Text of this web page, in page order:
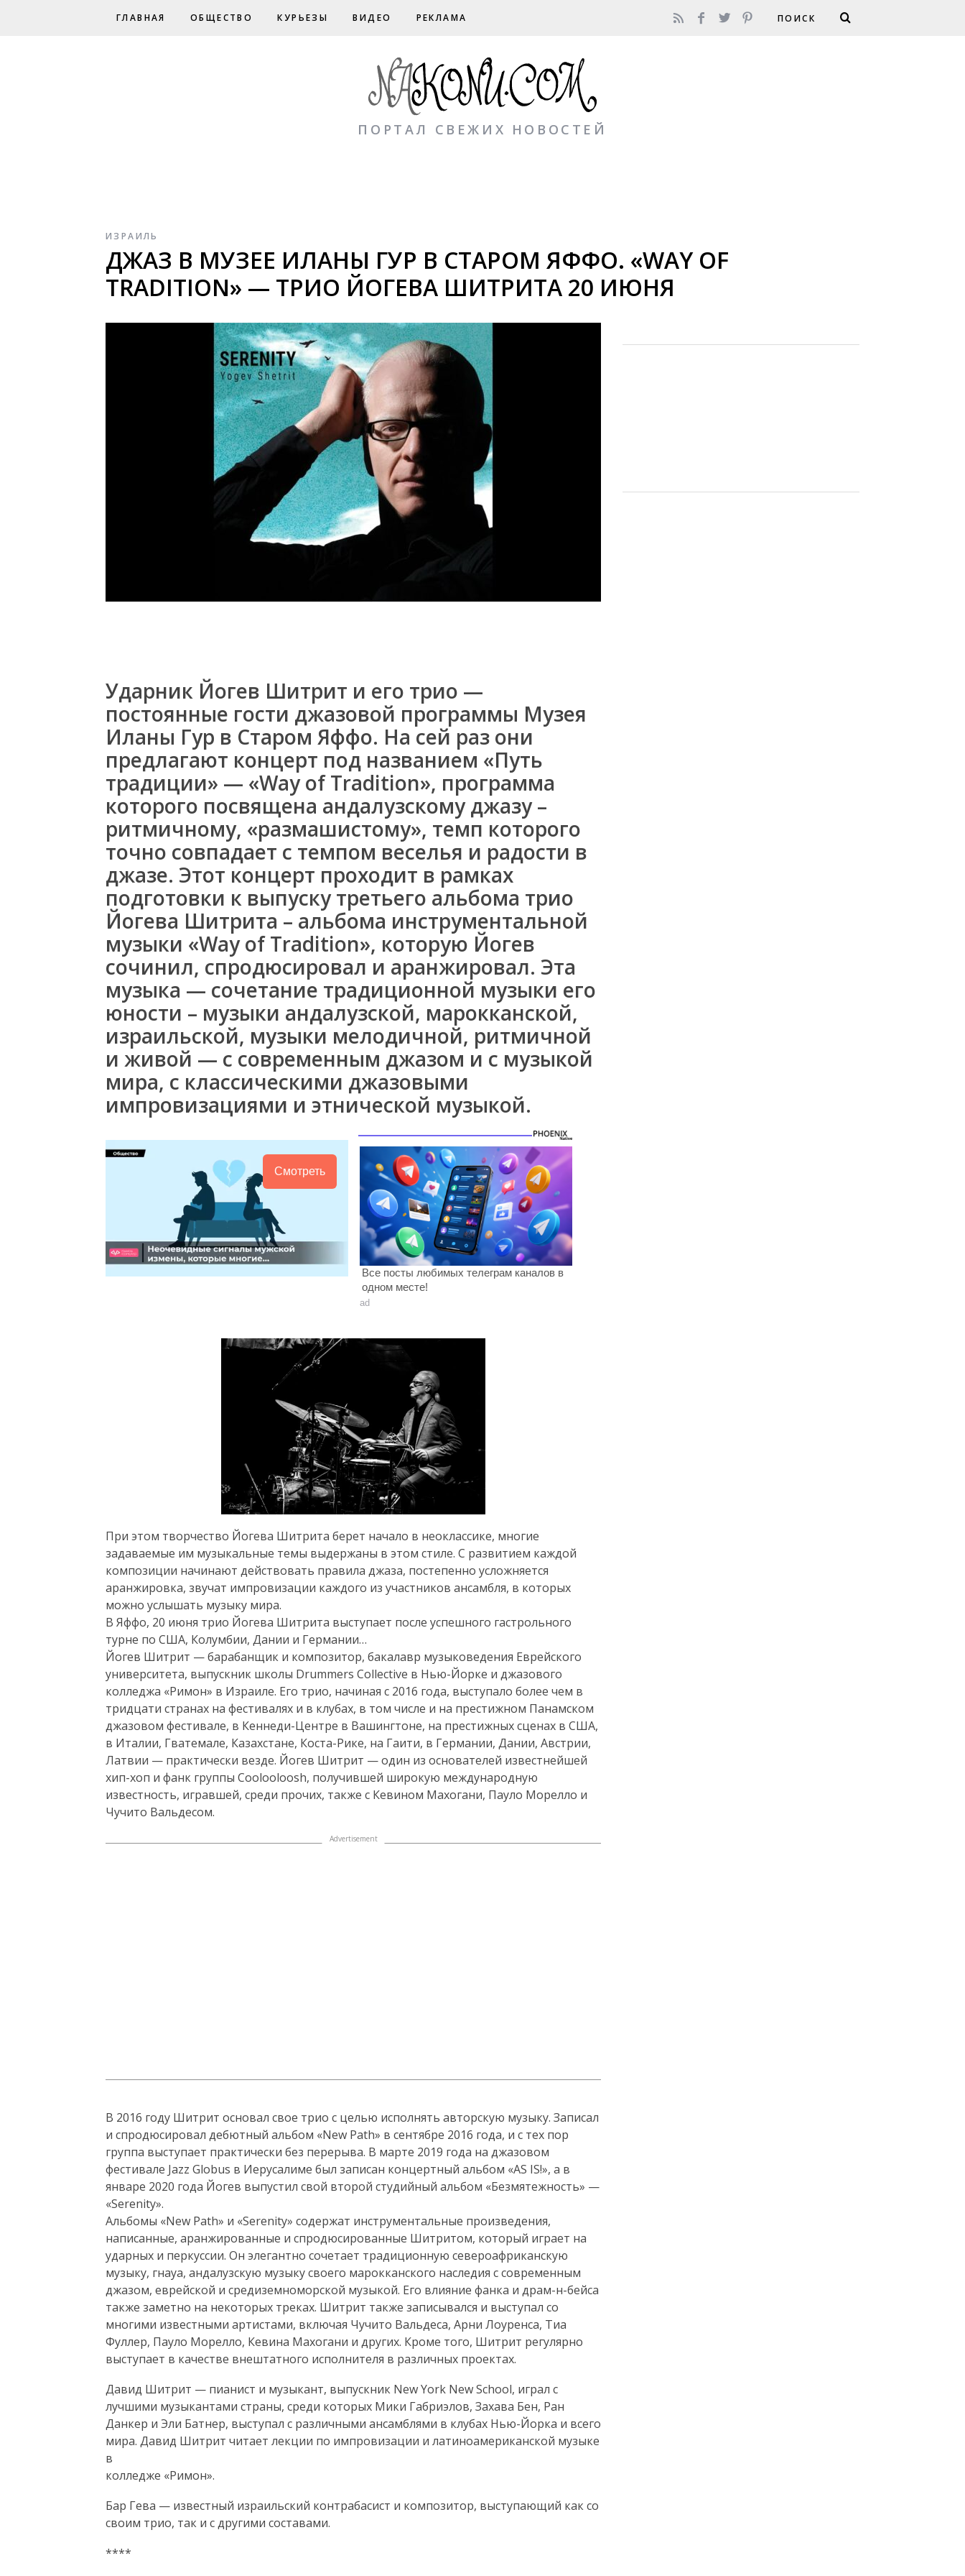
ГЛАВНАЯ ОБЩЕСТВО КУРЬЕЗЫ ВИДЕО РЕКЛАМА
ПОРТАЛ СВЕЖИХ НОВОСТЕЙ
ИЗРАИЛЬ
ДЖАЗ В МУЗЕЕ ИЛАНЫ ГУР В СТАРОМ ЯФФО. «WAY OF
TRADITION» — ТРИО ЙОГЕВА ШИТРИТА 20 ИЮНЯ
Ударник Йогев Шитрит и его трио —
постоянные гости джазовой программы Музея
Иланы Гур в Старом Яффо. На сей раз они
предлагают концерт под названием «Путь
традиции» — «Way of Tradition», программа
которого посвящена андалузскому джазу –
ритмичному, «размашистому», темп которого
точно совпадает с темпом веселья и радости в
джазе. Этот концерт проходит в рамках
подготовки к выпуску третьего альбома трио
Йогева Шитрита – альбома инструментальной
музыки «Way of Tradition», которую Йогев
сочинил, спродюсировал и аранжировал. Эта
музыка — сочетание традиционной музыки его
юности – музыки андалузской, марокканской,
израильской, музыки мелодичной, ритмичной
и живой — с современным джазом и с музыкой
мира, с классическими джазовыми
импровизациями и этнической музыкой.
Смотреть
Все посты любимых телеграм каналов в
одном месте!
ad
При этом творчество Йогева Шитрита берет начало в неоклассике, многие
задаваемые им музыкальные темы выдержаны в этом стиле. С развитием каждой
композиции начинают действовать правила джаза, постепенно усложняется
аранжировка, звучат импровизации каждого из участников ансамбля, в которых
можно услышать музыку мира.
В Яффо, 20 июня трио Йогева Шитрита выступает после успешного гастрольного
турне по США, Колумбии, Дании и Германии…
Йогев Шитрит — барабанщик и композитор, бакалавр музыковедения Еврейского
университета, выпускник школы Drummers Collective в Нью-Йорке и джазового
колледжа «Римон» в Израиле. Его трио, начиная с 2016 года, выступало более чем в
тридцати странах на фестивалях и в клубах, в том числе и на престижном Панамском
джазовом фестивале, в Кеннеди-Центре в Вашингтоне, на престижных сценах в США,
в Италии, Гватемале, Казахстане, Коста-Рике, на Гаити, в Германии, Дании, Австрии,
Латвии — практически везде. Йогев Шитрит — один из основателей известнейшей
хип-хоп и фанк группы Coolooloosh, получившей широкую международную
известность, игравшей, среди прочих, также с Кевином Махогани, Пауло Морелло и
Чучито Вальдесом.
В 2016 году Шитрит основал свое трио с целью исполнять авторскую музыку. Записал
и спродюсировал дебютный альбом «New Path» в сентябре 2016 года, и с тех пор
группа выступает практически без перерыва. В марте 2019 года на джазовом
фестивале Jazz Globus в Иерусалиме был записан концертный альбом «AS IS!», а в
январе 2020 года Йогев выпустил свой второй студийный альбом «Безмятежность» —
«Serenity».
Альбомы «New Path» и «Serenity» содержат инструментальные произведения,
написанные, аранжированные и спродюсированные Шитритом, который играет на
ударных и перкуссии. Он элегантно сочетает традиционную североафриканскую
музыку, гнауа, андалузскую музыку своего марокканского наследия с современным
джазом, еврейской и средиземноморской музыкой. Его влияние фанка и драм-н-бейса
также заметно на некоторых треках. Шитрит также записывался и выступал со
многими известными артистами, включая Чучито Вальдеса, Арни Лоуренса, Тиа
Фуллер, Пауло Морелло, Кевина Махогани и других. Кроме того, Шитрит регулярно
выступает в качестве внештатного исполнителя в различных проектах.
Давид Шитрит — пианист и музыкант, выпускник New York New School, играл с
лучшими музыкантами страны, среди которых Мики Габриэлов, Захава Бен, Ран
Данкер и Эли Батнер, выступал с различными ансамблями в клубах Нью-Йорка и всего
мира. Давид Шитрит читает лекции по импровизации и латиноамериканской музыке
в
колледже «Римон».
Бар Гева — известный израильский контрабасист и композитор, выступающий как со
своим трио, так и с другими составами.
****